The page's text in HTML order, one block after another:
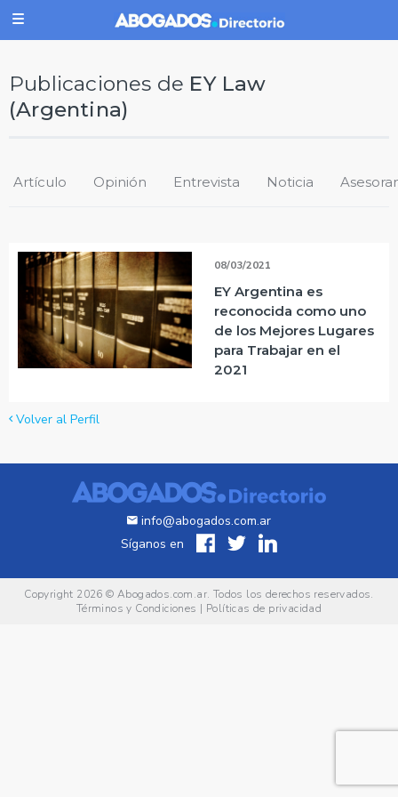
Publicaciones de EY Law
(Argentina)
Artículo Opinión Entrevista Noticia
08/03/2021
EY Argentina es
reconocida como uno
de los Mejores Lugares
para Trabajar en el
2021
Volver al Perfil
info@abogados.com.ar
Síganos en
Copyright 2026 © Abogados.com.ar. Todos los derechos reservados.
Términos y Condiciones | Políticas de privacidad